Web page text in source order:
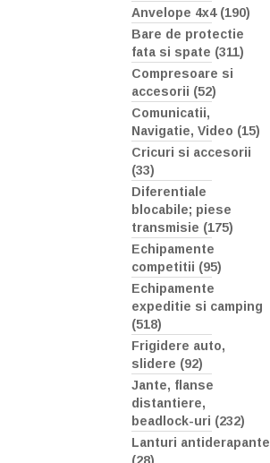
Anvelope 4x4 (190)
Bare de protectie
fata si spate (311)
Compresoare si
accesorii (52)
Comunicatii,
Navigatie, Video (15)
Cricuri si accesorii
(33)
Diferentiale
blocabile; piese
transmisie (175)
Echipamente
competitii (95)
Echipamente
expeditie si camping
(518)
Frigidere auto,
slidere (92)
Jante, flanse
distantiere,
beadlock-uri (232)
Lanturi antiderapante